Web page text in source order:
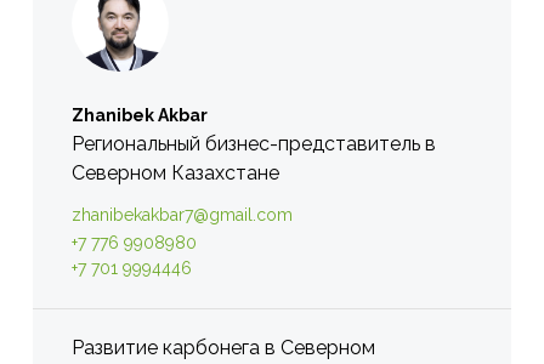
Zhanibek Akbar
Региональный бизнес-представитель в
Cевернoм Казахстане
zhanibekakbar7@gmail.com
+7 776 9908980
+7 701 9994446
Развитие карбонега в Cевернoм